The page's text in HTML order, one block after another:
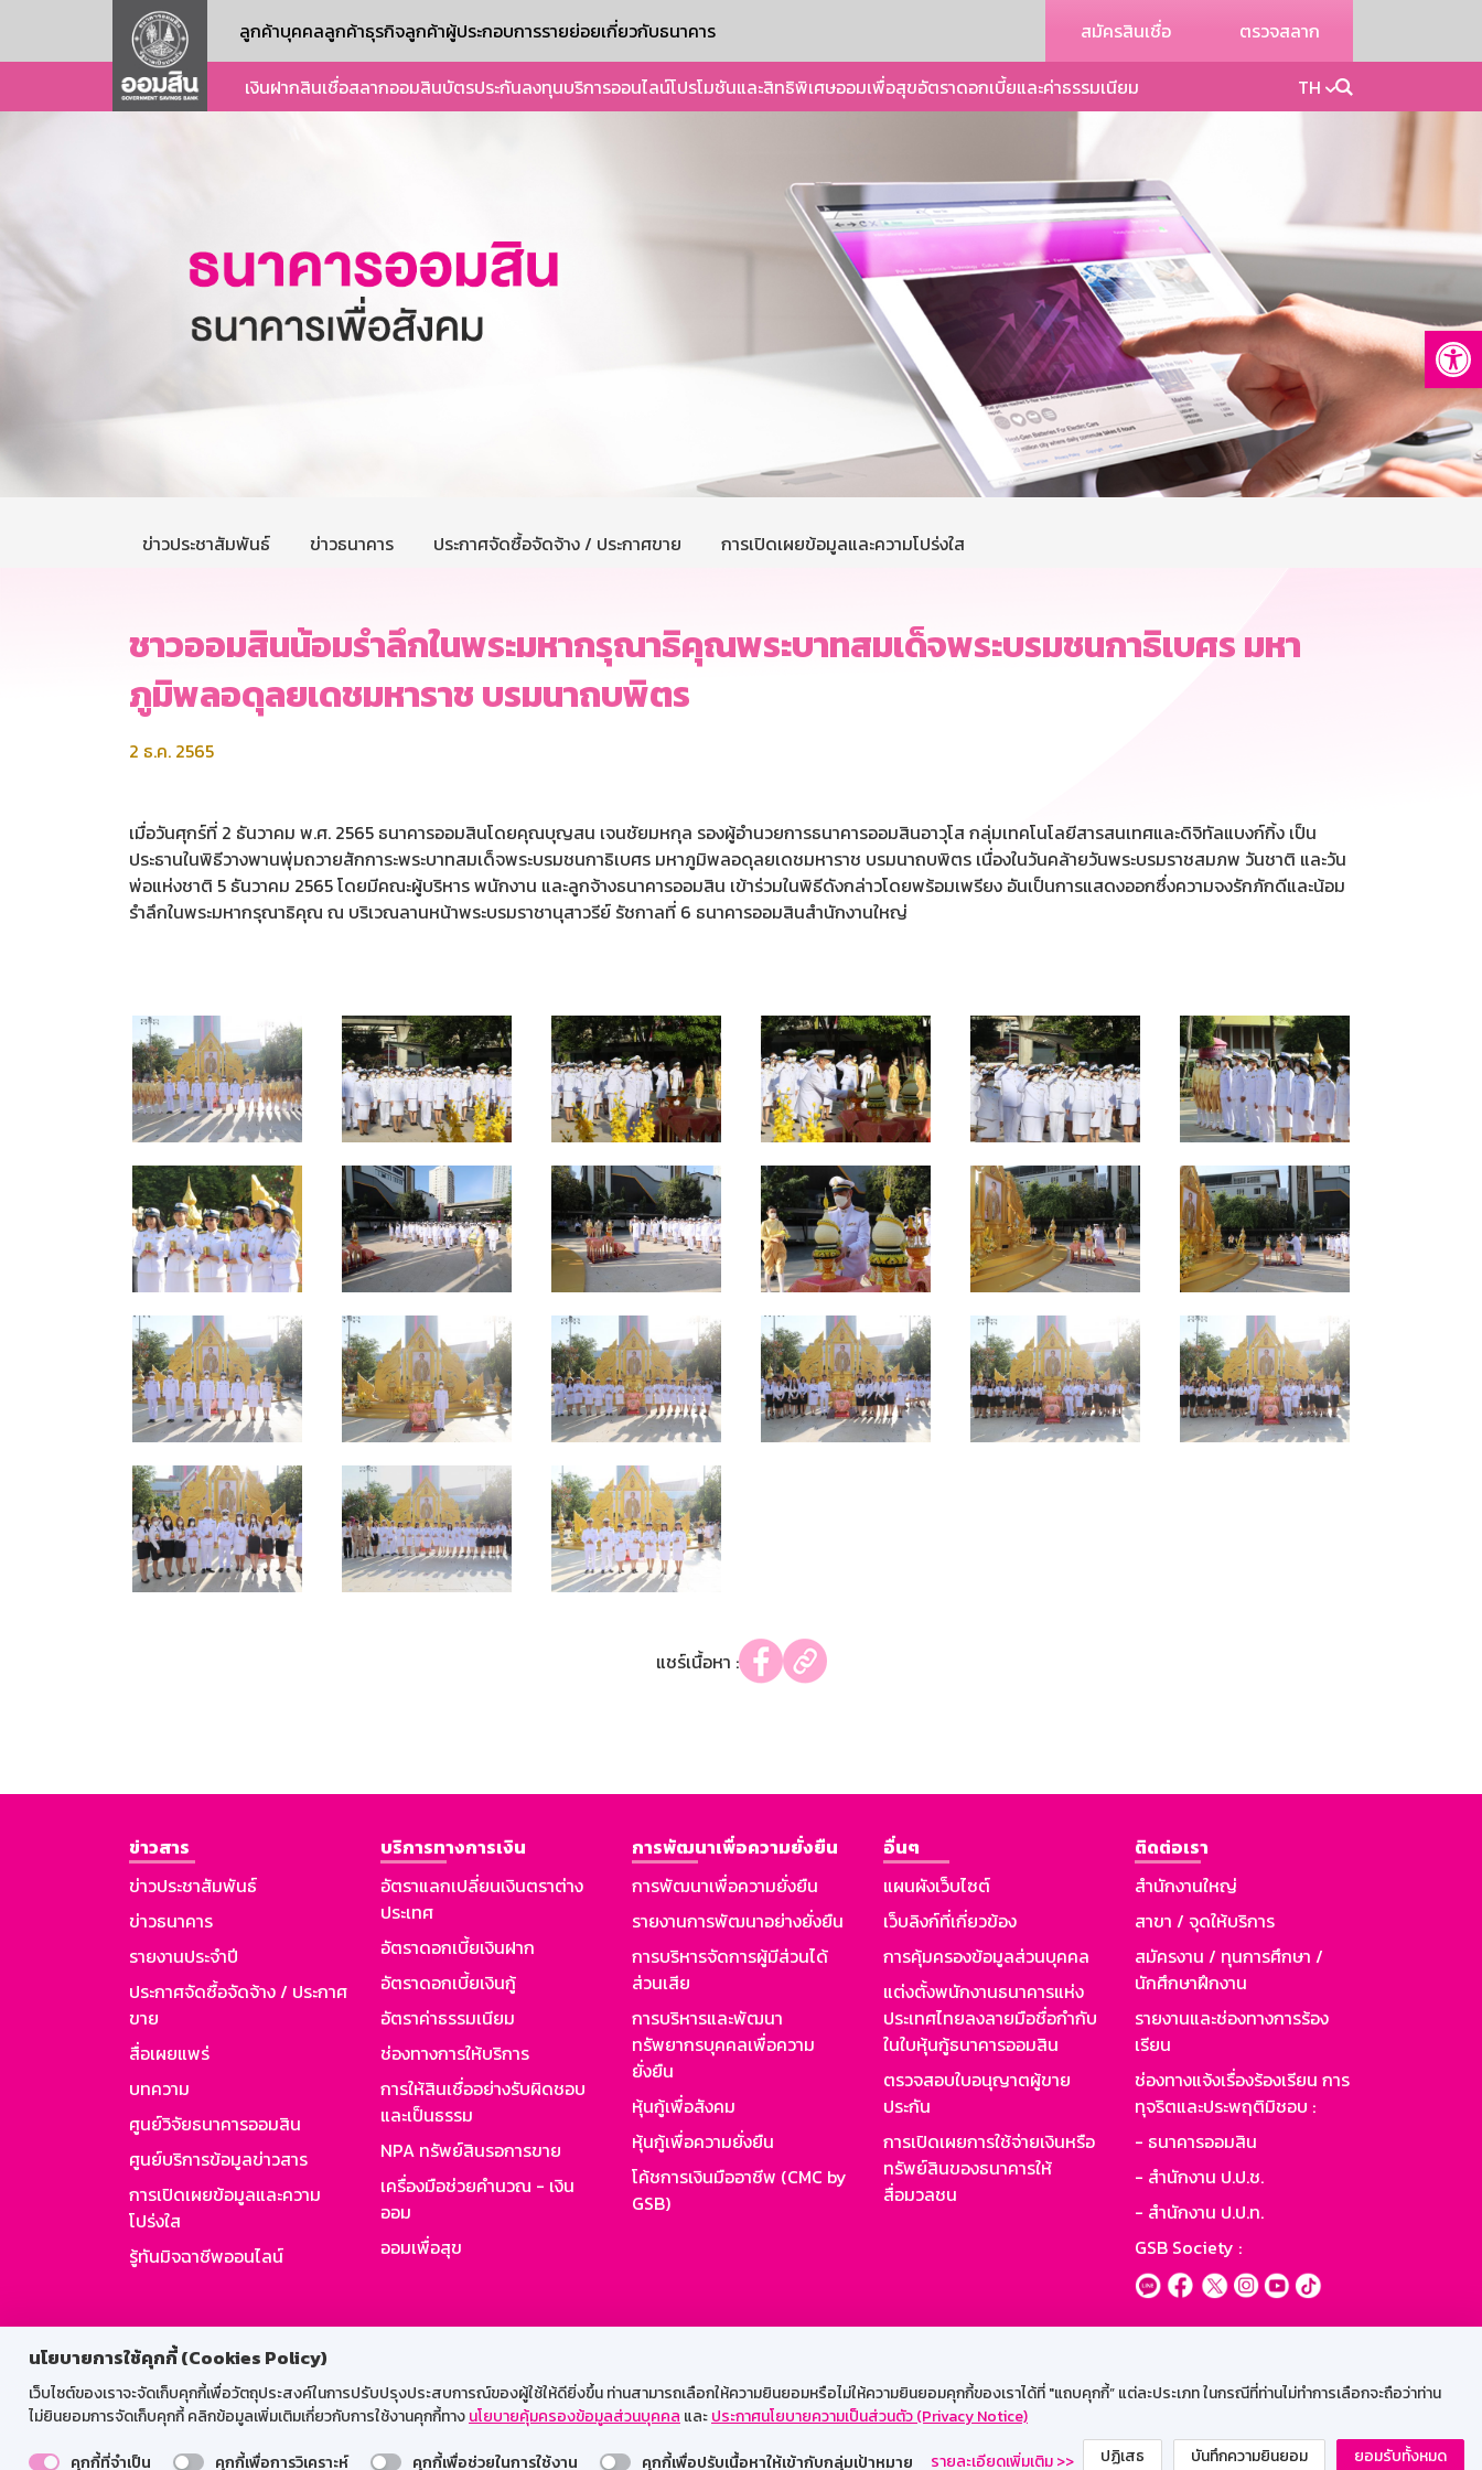
นโยบายการใช้คุกกี้ (Cookies Policy)
เว็บไซต์ของเราจะจัดเก็บคุกกี้เพื่อวัตถุประสงค์ในการปรับปรุงประสบการณ์ของผู้ใช้ให้ดียิ่งขึ้น ท่านสามารถเลือกให้ความยินยอมหรือไม่ให้ความยินยอมคุกกี้ของเราได้ที่ "แถบคุกกี้” แต่ละประเภท ในกรณีที่ท่านไม่ทำการเลือกจะถือว่าท่าน
ไม่ยินยอมการจัดเก็บคุกกี้ คลิกข้อมูลเพิ่มเติมเกี่ยวกับการใช้งานคุกกี้ทางนโยบายคุ้มครองข้อมูลส่วนบุคคล และประกาศนโยบายความเป็นส่วนตัว (Privacy Notice)
คุกกี้ที่จำเป็น
คุกกี้เพื่อการวิเคราะห์ คุกกี้เพื่อช่วยในการใช้งาน คุกกี้เพื่อปรับเนื้อหาให้เข้ากับกลุ่มเป้าหมาย รายละเอียดเพิ่มเติม >> ปฏิเสธ บันทึกความยินยอม ยอมรับทั้งหมด
ลูกค้าบุคคลลูกค้าธุรกิจลูกค้าผู้ประกอบการรายย่อยเกี่ยวกับธนาคาร สมัครสินเชื่อ ตรวจสลาก
เงินฝากสินเชื่อสลากออมสินบัตรประกันลงทุนบริการออนไลน์โปรโมชันและสิทธิพิเศษออมเพื่อสุขอัตราดอกเบี้ยและค่าธรรมเนียม TH
ข่าวประชาสัมพันธ์ ข่าวธนาคาร ประกาศจัดซื้อจัดจ้าง / ประกาศขาย การเปิดเผยข้อมูลและความโปร่งใส
ชาวออมสินน้อมรำลึกในพระมหากรุณาธิคุณพระบาทสมเด็จพระบรมชนกาธิเบศร มหา
ภูมิพลอดุลยเดชมหาราช บรมนาถบพิตร
2 ธ.ค. 2565
เมื่อวันศุกร์ที่ 2 ธันวาคม พ.ศ. 2565 ธนาคารออมสินโดยคุณบุญสน เจนชัยมหกุล รองผู้อำนวยการธนาคารออมสินอาวุโส กลุ่มเทคโนโลยีสารสนเทศและดิจิทัลแบงก์กิ้ง เป็น
ประธานในพิธีวางพานพุ่มถวายสักการะพระบาทสมเด็จพระบรมชนกาธิเบศร มหาภูมิพลอดุลยเดชมหาราช บรมนาถบพิตร เนื่องในวันคล้ายวันพระบรมราชสมภพ วันชาติ และวัน
พ่อแห่งชาติ 5 ธันวาคม 2565 โดยมีคณะผู้บริหาร พนักงาน และลูกจ้างธนาคารออมสิน เข้าร่วมในพิธีดังกล่าวโดยพร้อมเพรียง อันเป็นการแสดงออกซึ่งความจงรักภักดีและน้อม
รำลึกในพระมหากรุณาธิคุณ ณ บริเวณลานหน้าพระบรมราชานุสาวรีย์ รัชกาลที่ 6 ธนาคารออมสินสำนักงานใหญ่
แชร์เนื้อหา :
ข่าวสาร
ข่าวประชาสัมพันธ์
ข่าวธนาคาร
รายงานประจำปี
ประกาศจัดซื้อจัดจ้าง / ประกาศ
ขาย
สื่อเผยแพร่
บทความ
ศูนย์วิจัยธนาคารออมสิน
ศูนย์บริการข้อมูลข่าวสาร
การเปิดเผยข้อมูลและความ
โปร่งใส
รู้ทันมิจฉาชีพออนไลน์
บริการทางการเงิน
อัตราแลกเปลี่ยนเงินตราต่าง
ประเทศ
อัตราดอกเบี้ยเงินฝาก
อัตราดอกเบี้ยเงินกู้
อัตราค่าธรรมเนียม
ช่องทางการให้บริการ
การให้สินเชื่ออย่างรับผิดชอบ
และเป็นธรรม
NPA ทรัพย์สินรอการขาย
เครื่องมือช่วยคำนวณ - เงิน
ออม
ออมเพื่อสุข
การพัฒนาเพื่อความยั่งยืน
การพัฒนาเพื่อความยั่งยืน
รายงานการพัฒนาอย่างยั่งยืน
การบริหารจัดการผู้มีส่วนได้
ส่วนเสีย
การบริหารและพัฒนา
ทรัพยากรบุคคลเพื่อความ
ยั่งยืน
หุ้นกู้เพื่อสังคม
หุ้นกู้เพื่อความยั่งยืน
โค้ชการเงินมืออาชีพ (CMC by
GSB)
อื่นๆ
แผนผังเว็บไซต์
เว็บลิงก์ที่เกี่ยวข้อง
การคุ้มครองข้อมูลส่วนบุคคล
แต่งตั้งพนักงานธนาคารแห่ง
ประเทศไทยลงลายมือชื่อกำกับ
ในใบหุ้นกู้ธนาคารออมสิน
ตรวจสอบใบอนุญาตผู้ขาย
ประกัน
การเปิดเผยการใช้จ่ายเงินหรือ
ทรัพย์สินของธนาคารให้
สื่อมวลชน
ติดต่อเรา
สำนักงานใหญ่
สาขา / จุดให้บริการ
สมัครงาน / ทุนการศึกษา /
นักศึกษาฝึกงาน
รายงานและช่องทางการร้อง
เรียน
ช่องทางแจ้งเรื่องร้องเรียน การ
ทุจริตและประพฤติมิชอบ :
- ธนาคารออมสิน
- สำนักงาน ป.ป.ช.
- สำนักงาน ป.ป.ท.
GSB Society :
รองรับการใช้งานได้ดีบนเว็บบราวเซอร์